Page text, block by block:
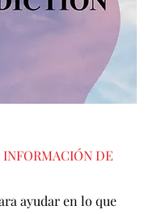
DE
ayudar en lo que